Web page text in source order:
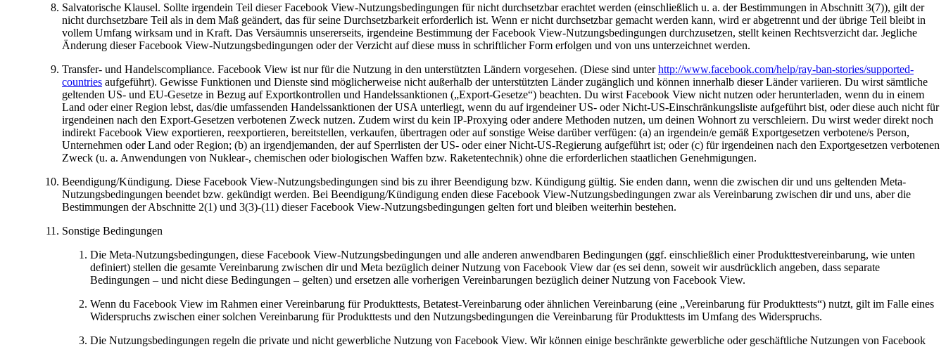
Salvatorische Klausel. Sollte irgendein Teil dieser Facebook View-Nutzungsbedingungen für nicht durchsetzbar erachtet werden (einschließlich u. a. der Bestimmungen in Abschnitt 3(7)), gilt der
nicht durchsetzbare Teil als in dem Maß geändert, das für seine Durchsetzbarkeit erforderlich ist. Wenn er nicht durchsetzbar gemacht werden kann, wird er abgetrennt und der übrige Teil bleibt in
vollem Umfang wirksam und in Kraft. Das Versäumnis unsererseits, irgendeine Bestimmung der Facebook View-Nutzungsbedingungen durchzusetzen, stellt keinen Rechtsverzicht dar. Jegliche
Änderung dieser Facebook View-Nutzungsbedingungen oder der Verzicht auf diese muss in schriftlicher Form erfolgen und von uns unterzeichnet werden.
Transfer- und Handelscompliance. Facebook View ist nur für die Nutzung in den unterstützten Ländern vorgesehen. (Diese sind unterhttp://www.facebook.com/help/ray-ban-stories/supported-
countries aufgeführt). Gewisse Funktionen und Dienste sind möglicherweise nicht außerhalb der unterstützten Länder zugänglich und können innerhalb dieser Länder variieren. Du wirst sämtliche
geltenden US- und EU-Gesetze in Bezug auf Exportkontrollen und Handelssanktionen („Export-Gesetze“) beachten. Du wirst Facebook View nicht nutzen oder herunterladen, wenn du in einem
Land oder einer Region lebst, das/die umfassenden Handelssanktionen der USA unterliegt, wenn du auf irgendeiner US- oder Nicht-US-Einschränkungsliste aufgeführt bist, oder diese auch nicht für
irgendeinen nach den Export-Gesetzen verbotenen Zweck nutzen. Zudem wirst du kein IP-Proxying oder andere Methoden nutzen, um deinen Wohnort zu verschleiern. Du wirst weder direkt noch
indirekt Facebook View exportieren, reexportieren, bereitstellen, verkaufen, übertragen oder auf sonstige Weise darüber verfügen: (a) an irgendein/e gemäß Exportgesetzen verbotene/s Person,
Unternehmen oder Land oder Region; (b) an irgendjemanden, der auf Sperrlisten der US- oder einer Nicht-US-Regierung aufgeführt ist; oder (c) für irgendeinen nach den Exportgesetzen verbotenen
Zweck (u. a. Anwendungen von Nuklear-, chemischen oder biologischen Waffen bzw. Raketentechnik) ohne die erforderlichen staatlichen Genehmigungen.
Beendigung/Kündigung. Diese Facebook View-Nutzungsbedingungen sind bis zu ihrer Beendigung bzw. Kündigung gültig. Sie enden dann, wenn die zwischen dir und uns geltenden Meta-
Nutzungsbedingungen beendet bzw. gekündigt werden. Bei Beendigung/Kündigung enden diese Facebook View-Nutzungsbedingungen zwar als Vereinbarung zwischen dir und uns, aber die
Bestimmungen der Abschnitte 2(1) und 3(3)-(11) dieser Facebook View-Nutzungsbedingungen gelten fort und bleiben weiterhin bestehen.
Sonstige Bedingungen
Die Meta-Nutzungsbedingungen, diese Facebook View-Nutzungsbedingungen und alle anderen anwendbaren Bedingungen (ggf. einschließlich einer Produkttestvereinbarung, wie unten
definiert) stellen die gesamte Vereinbarung zwischen dir und Meta bezüglich deiner Nutzung von Facebook View dar (es sei denn, soweit wir ausdrücklich angeben, dass separate
Bedingungen – und nicht diese Bedingungen – gelten) und ersetzen alle vorherigen Vereinbarungen bezüglich deiner Nutzung von Facebook View.
Wenn du Facebook View im Rahmen einer Vereinbarung für Produkttests, Betatest-Vereinbarung oder ähnlichen Vereinbarung (eine „Vereinbarung für Produkttests“) nutzt, gilt im Falle eines
Widerspruchs zwischen einer solchen Vereinbarung für Produkttests und den Nutzungsbedingungen die Vereinbarung für Produkttests im Umfang des Widerspruchs.
Die Nutzungsbedingungen regeln die private und nicht gewerbliche Nutzung von Facebook View. Wir können einige beschränkte gewerbliche oder geschäftliche Nutzungen von Facebook